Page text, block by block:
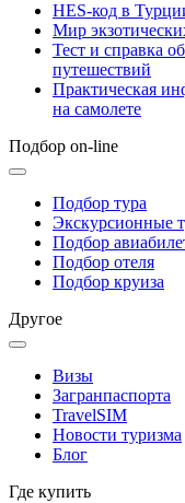
HES-код в
Мир
Тест и справка
путешествий
Практическая
на самолете
Подбор on-line
Подбор тура
Экскурсионные
Подбор
Подбор отеля
Подбор круиза
Другое
Визы
Загранпаспорта
TravelSIM
Новости туризма
Блог
Где купить